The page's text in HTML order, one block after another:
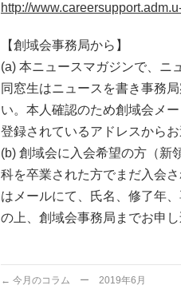
http://
【創域会事務局から】
(a) 本ニュースマガジンで、ニ
同窓生はニュースを書き事務
い。本人確認のため創域会メ
登録されているアドレスからお
(b) 創域会に入会希望の方（新
科を卒業された方でまだ入会さ
はメールにて、氏名、修了年
の上、創域会事務局までお申し
← 今月のコラム ー 2019年6月